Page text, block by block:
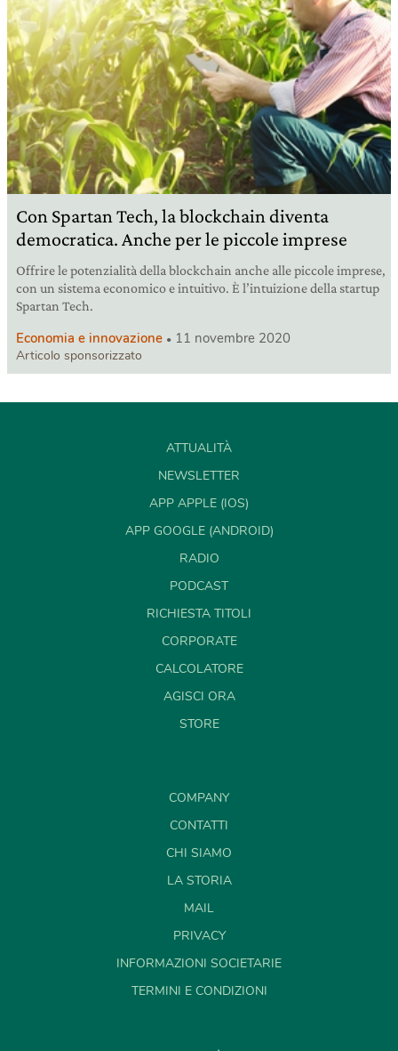
Con Spartan Tech, la blockchain diventa
democratica. Anche per le piccole imprese
Offrire le potenzialità della blockchain anche alle piccole imprese,
con un sistema economico e intuitivo. È l’intuizione della startup
Spartan Tech.
Economia e innovazione 11 novembre 2020
Articolo sponsorizzato
ATTUALITÀ
NEWSLETTER
APP APPLE (IOS)
APP GOOGLE (ANDROID)
RADIO
PODCAST
RICHIESTA TITOLI
CORPORATE
CALCOLATORE
AGISCI ORA
STORE
COMPANY
CONTATTI
CHI SIAMO
LA STORIA
MAIL
PRIVACY
INFORMAZIONI SOCIETARIE
TERMINI E CONDIZIONI